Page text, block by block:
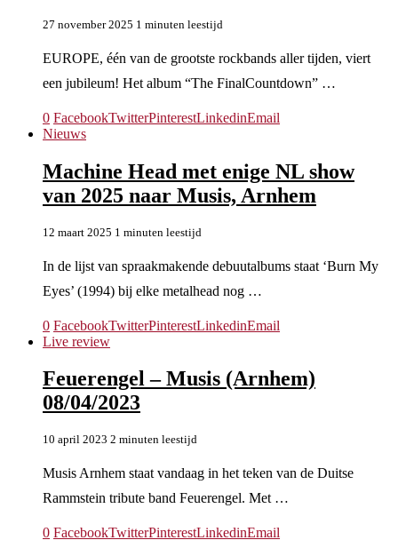
27 november 2025 1 minuten leestijd
EUROPE, één van de grootste rockbands aller tijden, viert
een jubileum! Het album “The FinalCountdown” …
0 FacebookTwitterPinterestLinkedinEmail
Nieuws
Machine Head met enige NL show
van 2025 naar Musis, Arnhem
12 maart 2025 1 minuten leestijd
In de lijst van spraakmakende debuutalbums staat ‘Burn My
Eyes’ (1994) bij elke metalhead nog …
0 FacebookTwitterPinterestLinkedinEmail
Live review
Feuerengel – Musis (Arnhem)
08/04/2023
10 april 2023 2 minuten leestijd
Musis Arnhem staat vandaag in het teken van de Duitse
Rammstein tribute band Feuerengel. Met …
0 FacebookTwitterPinterestLinkedinEmail